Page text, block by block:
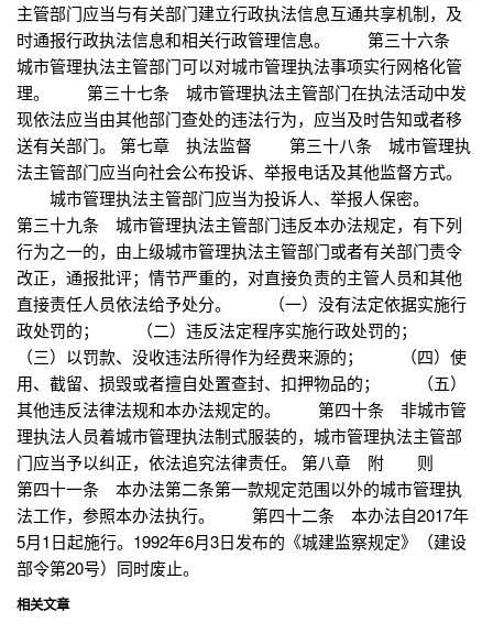
主管部门应当与有关部门建立行政执法信息互通共享机制，及
时通报行政执法信息和相关行政管理信息。 第三十六条
城市管理执法主管部门可以对城市管理执法事项实行网格化管
理。 第三十七条 城市管理执法主管部门在执法活动中发
现依法应当由其他部门查处的违法行为，应当及时告知或者移
送有关部门。 第七章 执法监督 第三十八条 城市管理执
法主管部门应当向社会公布投诉、举报电话及其他监督方式。
城市管理执法主管部门应当为投诉人、举报人保密。
第三十九条 城市管理执法主管部门违反本办法规定，有下列
行为之一的，由上级城市管理执法主管部门或者有关部门责令
改正，通报批评；情节严重的，对直接负责的主管人员和其他
直接责任人员依法给予处分。 （一）没有法定依据实施行
政处罚的； （二）违反法定程序实施行政处罚的；
（三）以罚款、没收违法所得作为经费来源的； （四）使
用、截留、损毁或者擅自处置查封、扣押物品的； （五）
其他违反法律法规和本办法规定的。 第四十条 非城市管
理执法人员着城市管理执法制式服装的，城市管理执法主管部
门应当予以纠正，依法追究法律责任。 第八章 附 则
第四十一条 本办法第二条第一款规定范围以外的城市管理执
法工作，参照本办法执行。 第四十二条 本办法自2017年
5月1日起施行。1992年6月3日发布的《城建监察规定》（建设
部令第20号）同时废止。
相关文章